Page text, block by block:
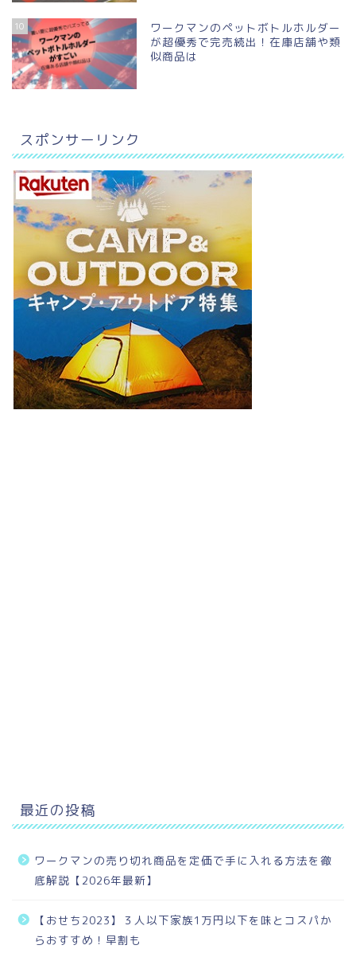
10
ワークマンのペットボトルホルダー
が超優秀で完売続出！在庫店舗や類
似商品は
スポンサーリンク
最近の投稿
ワークマンの売り切れ商品を定価で手に入れる方法を徹
底解説【2026年最新】
【おせち2023】３人以下家族1万円以下を味とコスパか
らおすすめ！早割も